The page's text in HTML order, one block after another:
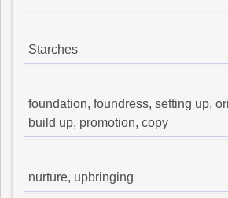
Starches
foundation, foundress, setting up,
build up, promotion, copy
nurture, upbringing